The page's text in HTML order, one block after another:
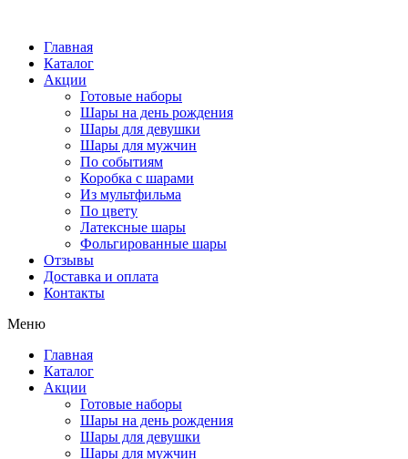
Главная
Каталог
Акции
Готовые наборы
Шары на день рождения
Шары для девушки
Шары для мужчин
По событиям
Коробка с шарами
Из мультфильма
По цвету
Латексные шары
Фольгированные шары
Отзывы
Доставка и оплата
Контакты
Меню
Главная
Каталог
Акции
Готовые наборы
Шары на день рождения
Шары для девушки
Шары для мужчин